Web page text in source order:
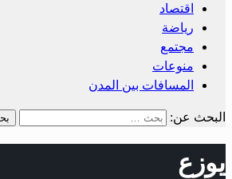
اقتصاد
رياضة
مجتمع
منوعات
المسافات بين المدن
البحث عن:
يوزع